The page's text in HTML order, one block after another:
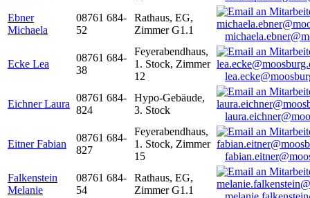
Ebner
Michaela
08761 684-
52
Rathaus, EG,
Zimmer G1.1
Ecke Lea
08761 684-
38
Feyerabendhaus,
1. Stock, Zimmer
12
Eichner Laura
08761 684-
824
Hypo-Gebäude,
3. Stock
Eitner Fabian
08761 684-
827
Feyerabendhaus,
1. Stock, Zimmer
15
Falkenstein
Melanie
08761 684-
54
Rathaus, EG,
Zimmer G1.1